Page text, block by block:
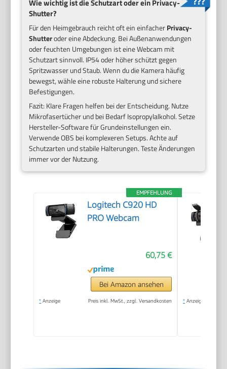
Wie wichtig ist die Schutzart oder ein Privacy-
Shutter?
Für den Heimgebrauch reicht oft ein einfacherPrivacy-
Shutteroder eine Abdeckung. Bei Außenanwendungen
oder feuchten Umgebungen ist eine Webcam mit
Schutzart sinnvoll. IP54 oder höher schützt gegen
Spritzwasser und Staub. Wenn du die Kamera häufig
bewegst, wähle eine robuste Halterung und sichere
Befestigungen.
Fazit: Klare Fragen helfen bei der Entscheidung. Nutze
Mikrofasertücher und bei Bedarf Isopropylalkohol. Setze
Hersteller-Software für Grundeinstellungen ein.
Verwende OBS bei komplexeren Setups. Achte auf
Schutzarten und stabile Halterungen. Teste Änderungen
immer vor der Nutzung.
EMPFEHLUNG
Logitech C920 HD
PRO Webcam
60,75 €
Bei Amazon ansehen
* Anzeige Preis inkl. MwSt., zzgl. Versandkosten * Anzeige